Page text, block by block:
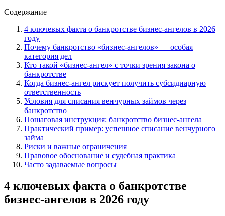
Содержание
4 ключевых факта о банкротстве бизнес-ангелов в 2026
году
Почему банкротство «бизнес-ангелов» — особая
категория дел
Кто такой «бизнес-ангел» с точки зрения закона о
банкротстве
Когда бизнес-ангел рискует получить субсидиарную
ответственность
Условия для списания венчурных займов через
банкротство
Пошаговая инструкция: банкротство бизнес-ангела
Практический пример: успешное списание венчурного
займа
Риски и важные ограничения
Правовое обоснование и судебная практика
Часто задаваемые вопросы
4 ключевых факта о банкротстве
бизнес-ангелов в 2026 году